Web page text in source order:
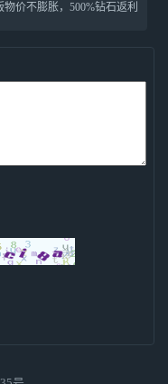
物价不膨胀，500%钻石返利